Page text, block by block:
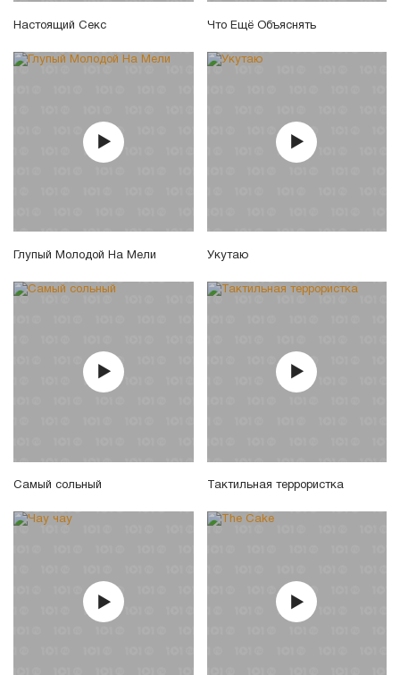
Настоящий Секс Что Ещё Объяснять
Глупый Молодой На Мели Укутаю
Самый сольный Тактильная террористка